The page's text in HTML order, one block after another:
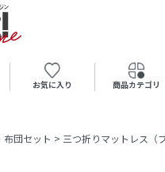
お気に入り 商品カテゴリ
布団セット > 三つ折りマットレス（